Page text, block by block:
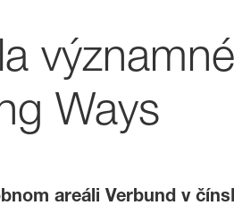
Ways
areáli Verbund v